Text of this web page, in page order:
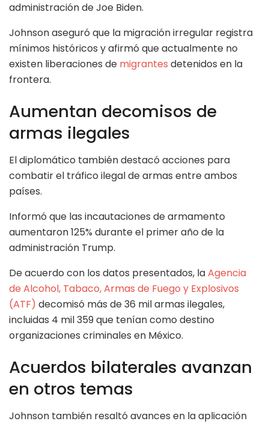
administración de Joe Biden.
Johnson aseguró que la migración irregular registra
mínimos históricos y afirmó que actualmente no
existen liberaciones de migrantes detenidos en la
frontera.
Aumentan decomisos de
armas ilegales
El diplomático también destacó acciones para
combatir el tráfico ilegal de armas entre ambos
países.
Informó que las incautaciones de armamento
aumentaron 125% durante el primer año de la
administración Trump.
De acuerdo con los datos presentados, laAgencia
de Alcohol, Tabaco, Armas de Fuego y Explosivos
(ATF) decomisó más de 36 mil armas ilegales,
incluidas 4 mil 359 que tenían como destino
organizaciones criminales en México.
Acuerdos bilaterales avanzan
en otros temas
Johnson también resaltó avances en la aplicación